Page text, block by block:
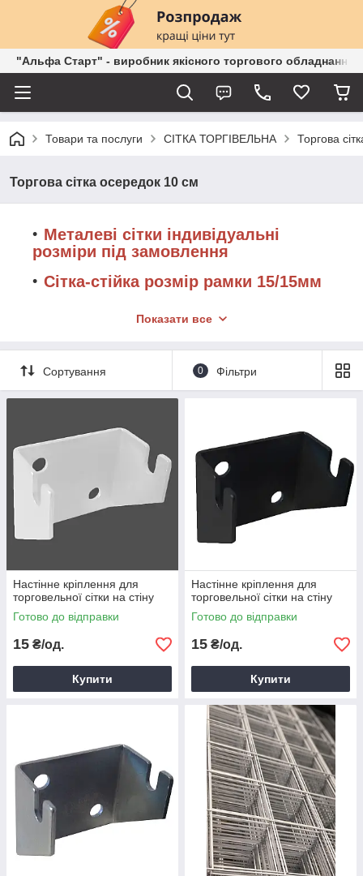
"Альфа Старт" - виробник якісного торгового обладнання
Товари та послуги СІТКА ТОРГІВЕЛЬНА Торгова
Торгова сітка осередок 10 см
Металеві сітки індивідуальні
розміри під замовлення
Сітка-стійка розмір рамки 15/15мм
Сітка-стійка в рамці 17/17мм
Металева сітка осередок 5/5см
дріт 2,5 мм
дріт 3мм
Металева сітка осередок 5/5см
дріт 3,5 мм
Показати все
Сортування 0 Фільтри
Настінне кріплення для
торговельної сітки на стіну
Готово до відправки
15 ₴/од.
Купити
Настінне кріплення для
торговельної сітки на стіну
Готово до відправки
15 ₴/од.
Купити